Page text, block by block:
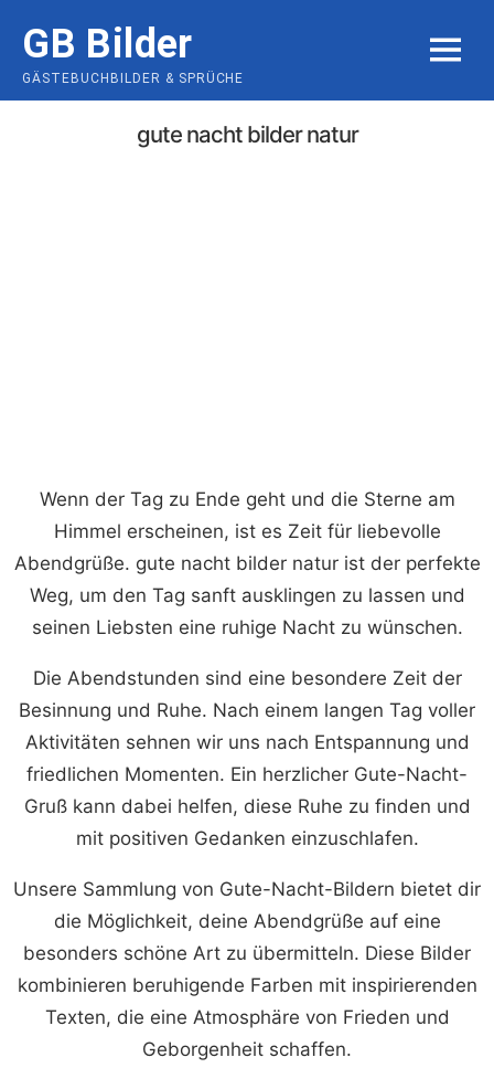
content
GB Bilder
GÄSTEBUCHBILDER & SPRÜCHE
MENU
gute nacht bilder natur
Wenn der Tag zu Ende geht und die Sterne am
Himmel erscheinen, ist es Zeit für liebevolle
Abendgrüße. gute nacht bilder natur ist der perfekte
Weg, um den Tag sanft ausklingen zu lassen und
seinen Liebsten eine ruhige Nacht zu wünschen.
Die Abendstunden sind eine besondere Zeit der
Besinnung und Ruhe. Nach einem langen Tag voller
Aktivitäten sehnen wir uns nach Entspannung und
friedlichen Momenten. Ein herzlicher Gute-Nacht-
Gruß kann dabei helfen, diese Ruhe zu finden und
mit positiven Gedanken einzuschlafen.
Unsere Sammlung von Gute-Nacht-Bildern bietet dir
die Möglichkeit, deine Abendgrüße auf eine
besonders schöne Art zu übermitteln. Diese Bilder
kombinieren beruhigende Farben mit inspirierenden
Texten, die eine Atmosphäre von Frieden und
Geborgenheit schaffen.